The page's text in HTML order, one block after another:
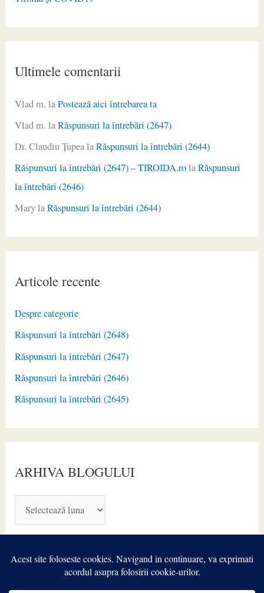
Ultimele comentarii
Vlad m. laPostează aici întrebarea ta
Vlad m. laRăspunsuri la întrebări (2647)
Dr. Claudiu ŢupealaRăspunsuri la întrebări (2644)
Răspunsuri la întrebări (2647) – TIROIDA.rolaRăspunsuri
la întrebări (2646)
MarylaRăspunsuri la întrebări (2644)
Articole recente
Despre categorie
Răspunsuri la întrebări (2648)
Răspunsuri la întrebări (2647)
Răspunsuri la întrebări (2646)
Răspunsuri la întrebări (2645)
ARHIVA BLOGULUI
R
I